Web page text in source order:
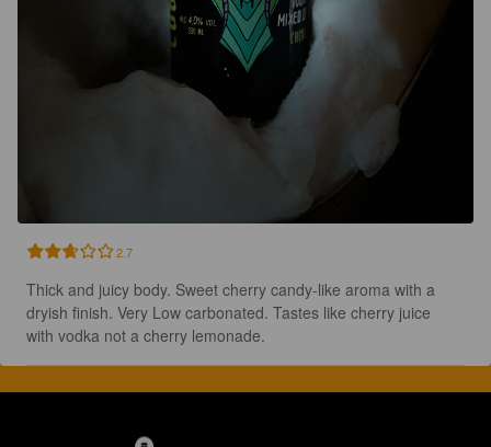
2.7
Thick and juicy body. Sweet cherry candy-like aroma with a
dryish finish. Very Low carbonated. Tastes like cherry juice
with vodka not a cherry lemonade.